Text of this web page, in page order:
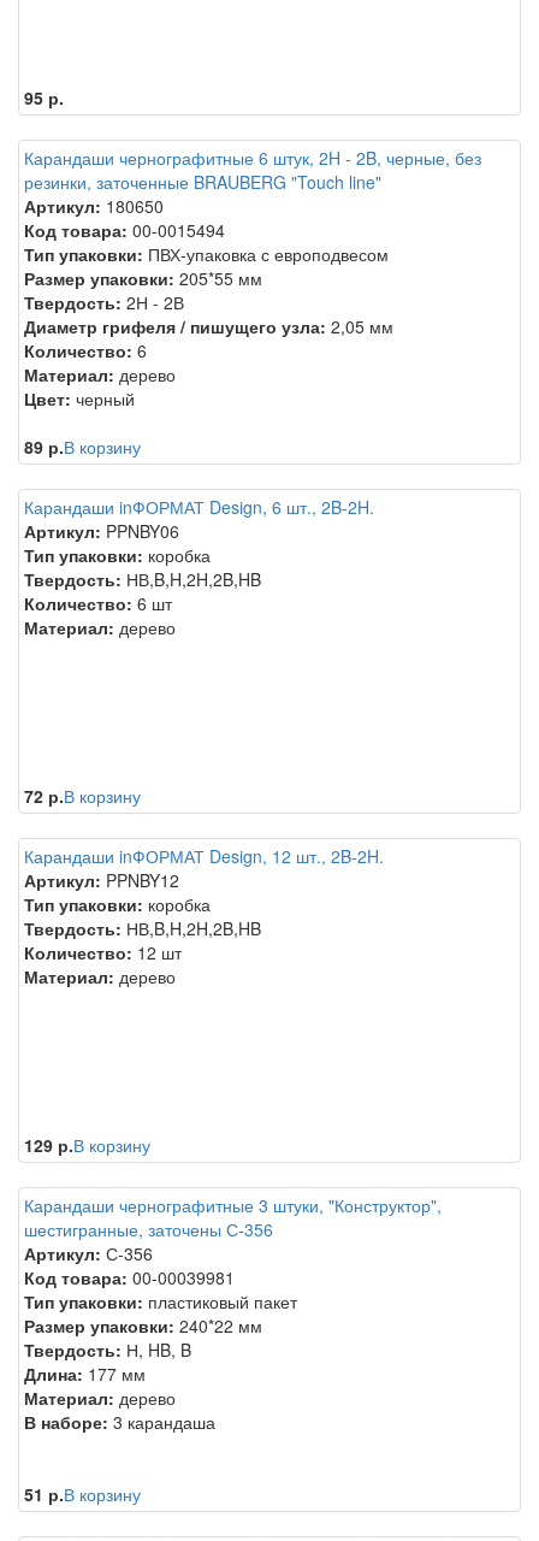
95 р.
Карандаши чернографитные 6 штук, 2H - 2B, черные, без
резинки, заточенные BRAUBERG "Touch line"
Артикул: 180650
Код товара: 00-0015494
Тип упаковки: ПВХ-упаковка с европодвесом
Размер упаковки: 205*55 мм
Твердость: 2Н - 2В
Диаметр грифеля / пишущего узла: 2,05 мм
Количество: 6
Материал: дерево
Цвет: черный
89 р.В корзину
Карандаши inФОРМАТ Design, 6 шт., 2B-2H.
Артикул: PPNBY06
Тип упаковки: коробка
Твердость: НВ,B,H,2H,2B,HB
Количество: 6 шт
Материал: дерево
72 р.В корзину
Карандаши inФОРМАТ Design, 12 шт., 2B-2H.
Артикул: PPNBY12
Тип упаковки: коробка
Твердость: НВ,B,H,2H,2B,HB
Количество: 12 шт
Материал: дерево
129 р.В корзину
Карандаши чернографитные 3 штуки, "Конструктор",
шестигранные, заточены С-356
Артикул: С-356
Код товара: 00-00039981
Тип упаковки: пластиковый пакет
Размер упаковки: 240*22 мм
Твердость: Н, HB, B
Длина: 177 мм
Материал: дерево
В наборе: 3 карандаша
51 р.В корзину